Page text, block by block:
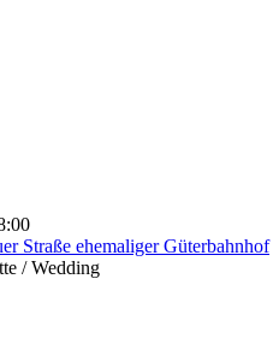
Straße ehemaliger Güterbahnhof
/ Wedding